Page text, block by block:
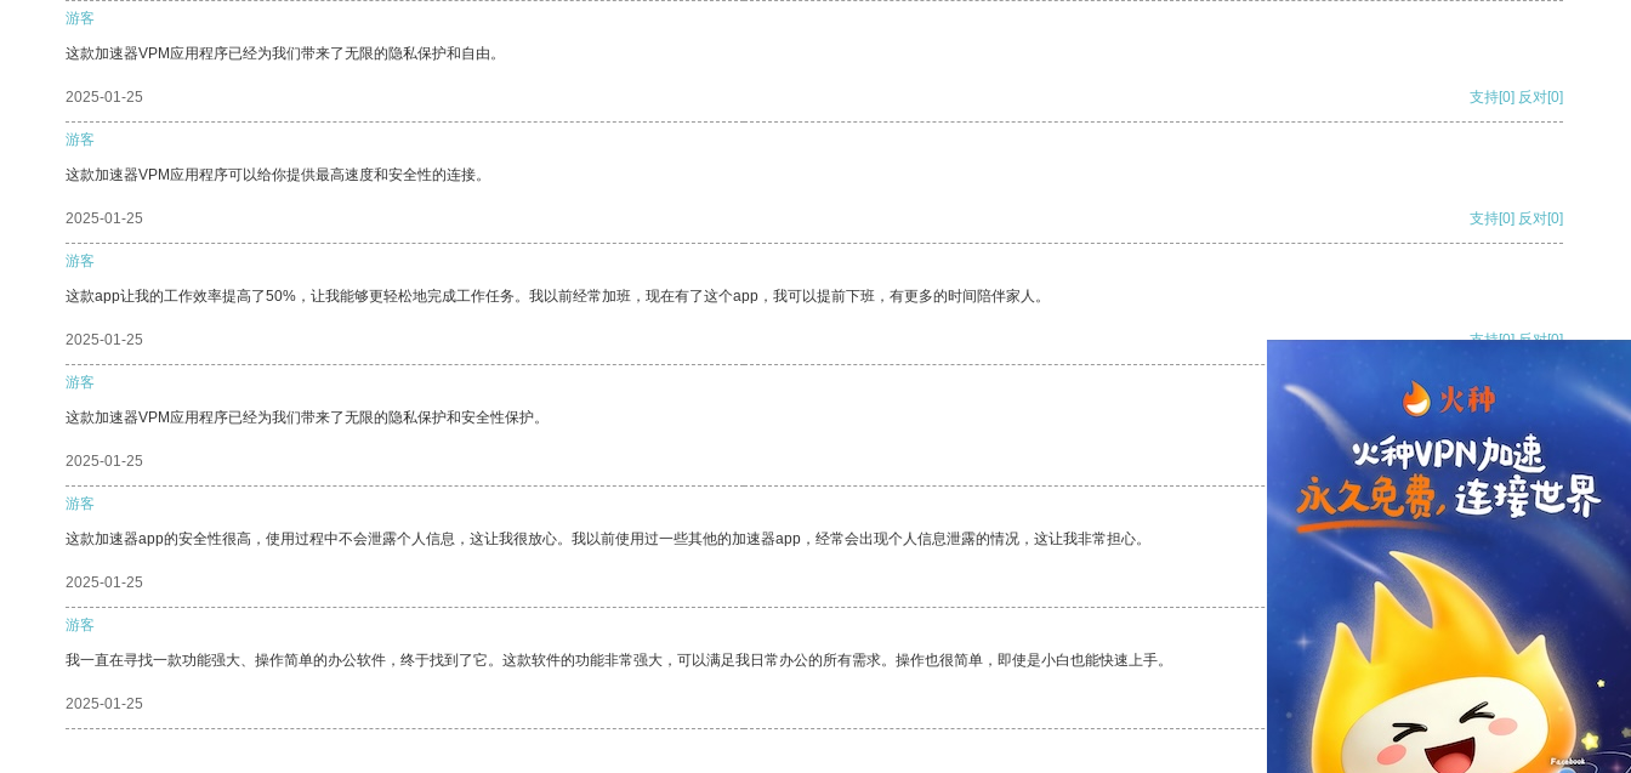
游客
这款加速器VPM应用程序已经为我们带来了无限的隐私保护和自由。
2025-01-25 支持[0] 反对[0]
游客
这款加速器VPM应用程序可以给你提供最高速度和安全性的连接。
2025-01-25 支持[0] 反对[0]
游客
这款app让我的工作效率提高了50%，让我能够更轻松地完成工作任务。我以前经常加班，现在有了这个app，我可以提前下班，有更多的时间陪伴家人。
2025-01-25 支持[0] 反对[0]
游客
这款加速器VPM应用程序已经为我们带来了无限的隐私保护和安全性保护。
2025-01-25 支持[0] 反对
游客
这款加速器app的安全性很高，使用过程中不会泄露个人信息，这让我很放心。我以前使用过一些其他的加速器app，经常会出现个人信息泄露的情况，这让我非常担心。
2025-01-25 支持
游客
我一直在寻找一款功能强大、操作简单的办公软件，终于找到了它。这款软件的功能非常强大，可以满足我日常办公的所有需求。操作也很简单，即使是小白也能快速上手。
2025-01-25 支持 反对 [0]